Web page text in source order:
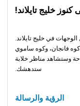
كنوز خليج تايلاند!
في خليج تايلاند.
كوه فانجان، وكوه ساموي
وستشاهد مناظر خلابة
ستدهشك.
الرؤية والرسالة